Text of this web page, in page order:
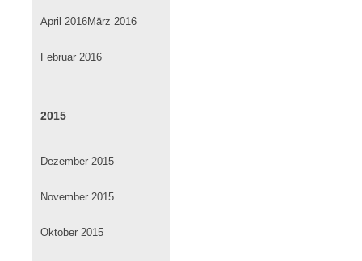
April 2016März 2016
Februar 2016
2015
Dezember 2015
November 2015
Oktober 2015